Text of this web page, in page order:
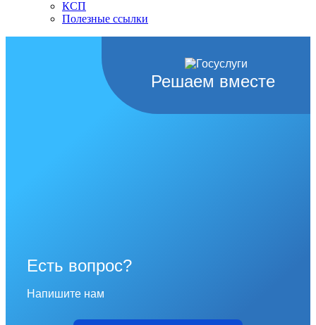
КСП
Полезные ссылки
Решаем вместе
Есть вопрос?
Напишите нам